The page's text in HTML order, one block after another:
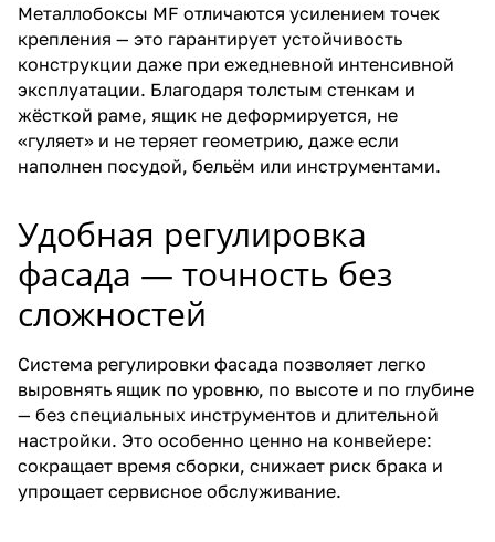
Металлобоксы MF отличаются усилением точек
крепления — это гарантирует устойчивость
конструкции даже при ежедневной интенсивной
эксплуатации. Благодаря толстым стенкам и
жёсткой раме, ящик не деформируется, не
«гуляет» и не теряет геометрию, даже если
наполнен посудой, бельём или инструментами.
Удобная регулировка
фасада — точность без
сложностей
Система регулировки фасада позволяет легко
выровнять ящик по уровню, по высоте и по глубине
— без специальных инструментов и длительной
настройки. Это особенно ценно на конвейере:
сокращает время сборки, снижает риск брака и
упрощает сервисное обслуживание.